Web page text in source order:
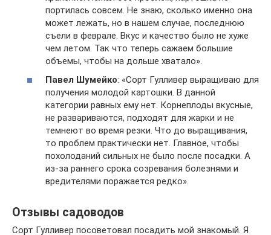
портилась совсем. Не знаю, сколько именно она
может лежать, но в нашем случае, последнюю
съели в феврале. Вкус и качество было не хуже
чем летом. Так что теперь сажаем большие
объемы, чтобы на дольше хватало».
Павел Шумейко: «Сорт Гулливер выращиваю для
получения молодой картошки. В данной
категории равных ему нет. Корнеплоды вкусные,
не развариваются, подходят для жарки и не
темнеют во время резки. Что до выращивания,
то проблем практически нет. Главное, чтобы
похолоданий сильных не было после посадки. А
из-за раннего срока созревания болезнями и
вредителями поражается редко».
Отзывы садоводов
Сорт Гулливер посоветовал посадить мой знакомый. Я